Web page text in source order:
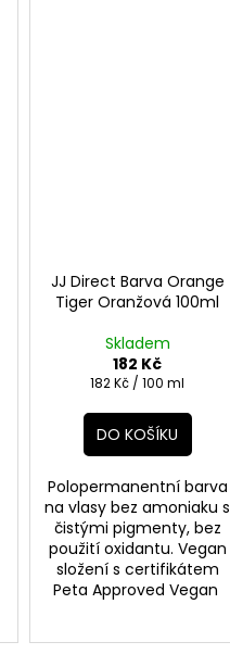
JJ Direct Barva Orange
Tiger Oranžová 100ml
Skladem
182 Kč
Měrná
182 Kč / 100 ml
DO KOŠÍKU
Polopermanentní barva
na vlasy bez amoniaku s
čistými pigmenty, bez
použití oxidantu. Vegan
složení s certifikátem
Peta Approved Vegan